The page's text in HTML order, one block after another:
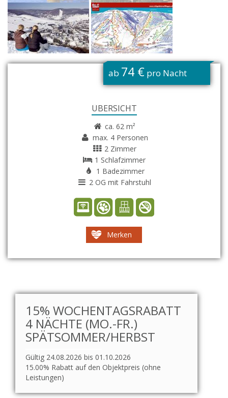
ab 74 € pro Nacht
ÜBERSICHT
ca. 62 m²
max. 4 Personen
2 Zimmer
1 Schlafzimmer
1 Badezimmer
2 OG mit Fahrstuhl
Merken
15% WOCHENTAGSRABATT
4 NÄCHTE (MO.-FR.)
SPÄTSOMMER/HERBST
Gültig 24.08.2026 bis 01.10.2026
15.00% Rabatt auf den Objektpreis (ohne
Leistungen)